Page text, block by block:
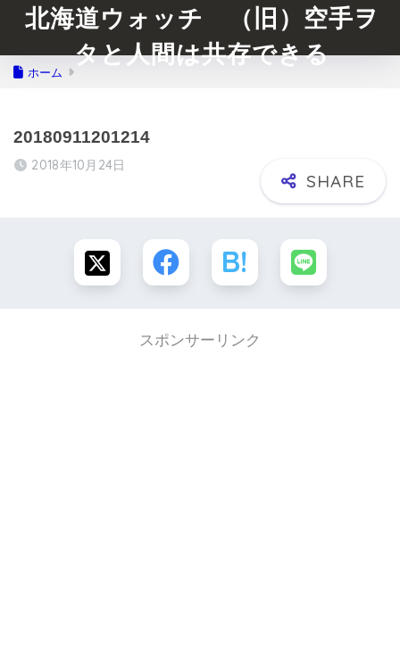
北海道ウォッチ （旧）空手ヲ
タと人間は共存できる
ホーム
20180911201214
2018年10月24日
スポンサーリンク